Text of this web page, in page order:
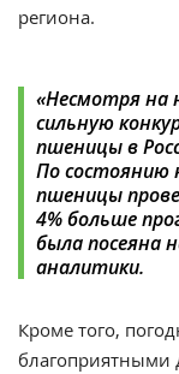
региона.
«Несмотря на
сильную
пшеницы в
По состоянию
пшеницы
4% больше
была посеяна
аналитики.
Кроме того,
благоприятными